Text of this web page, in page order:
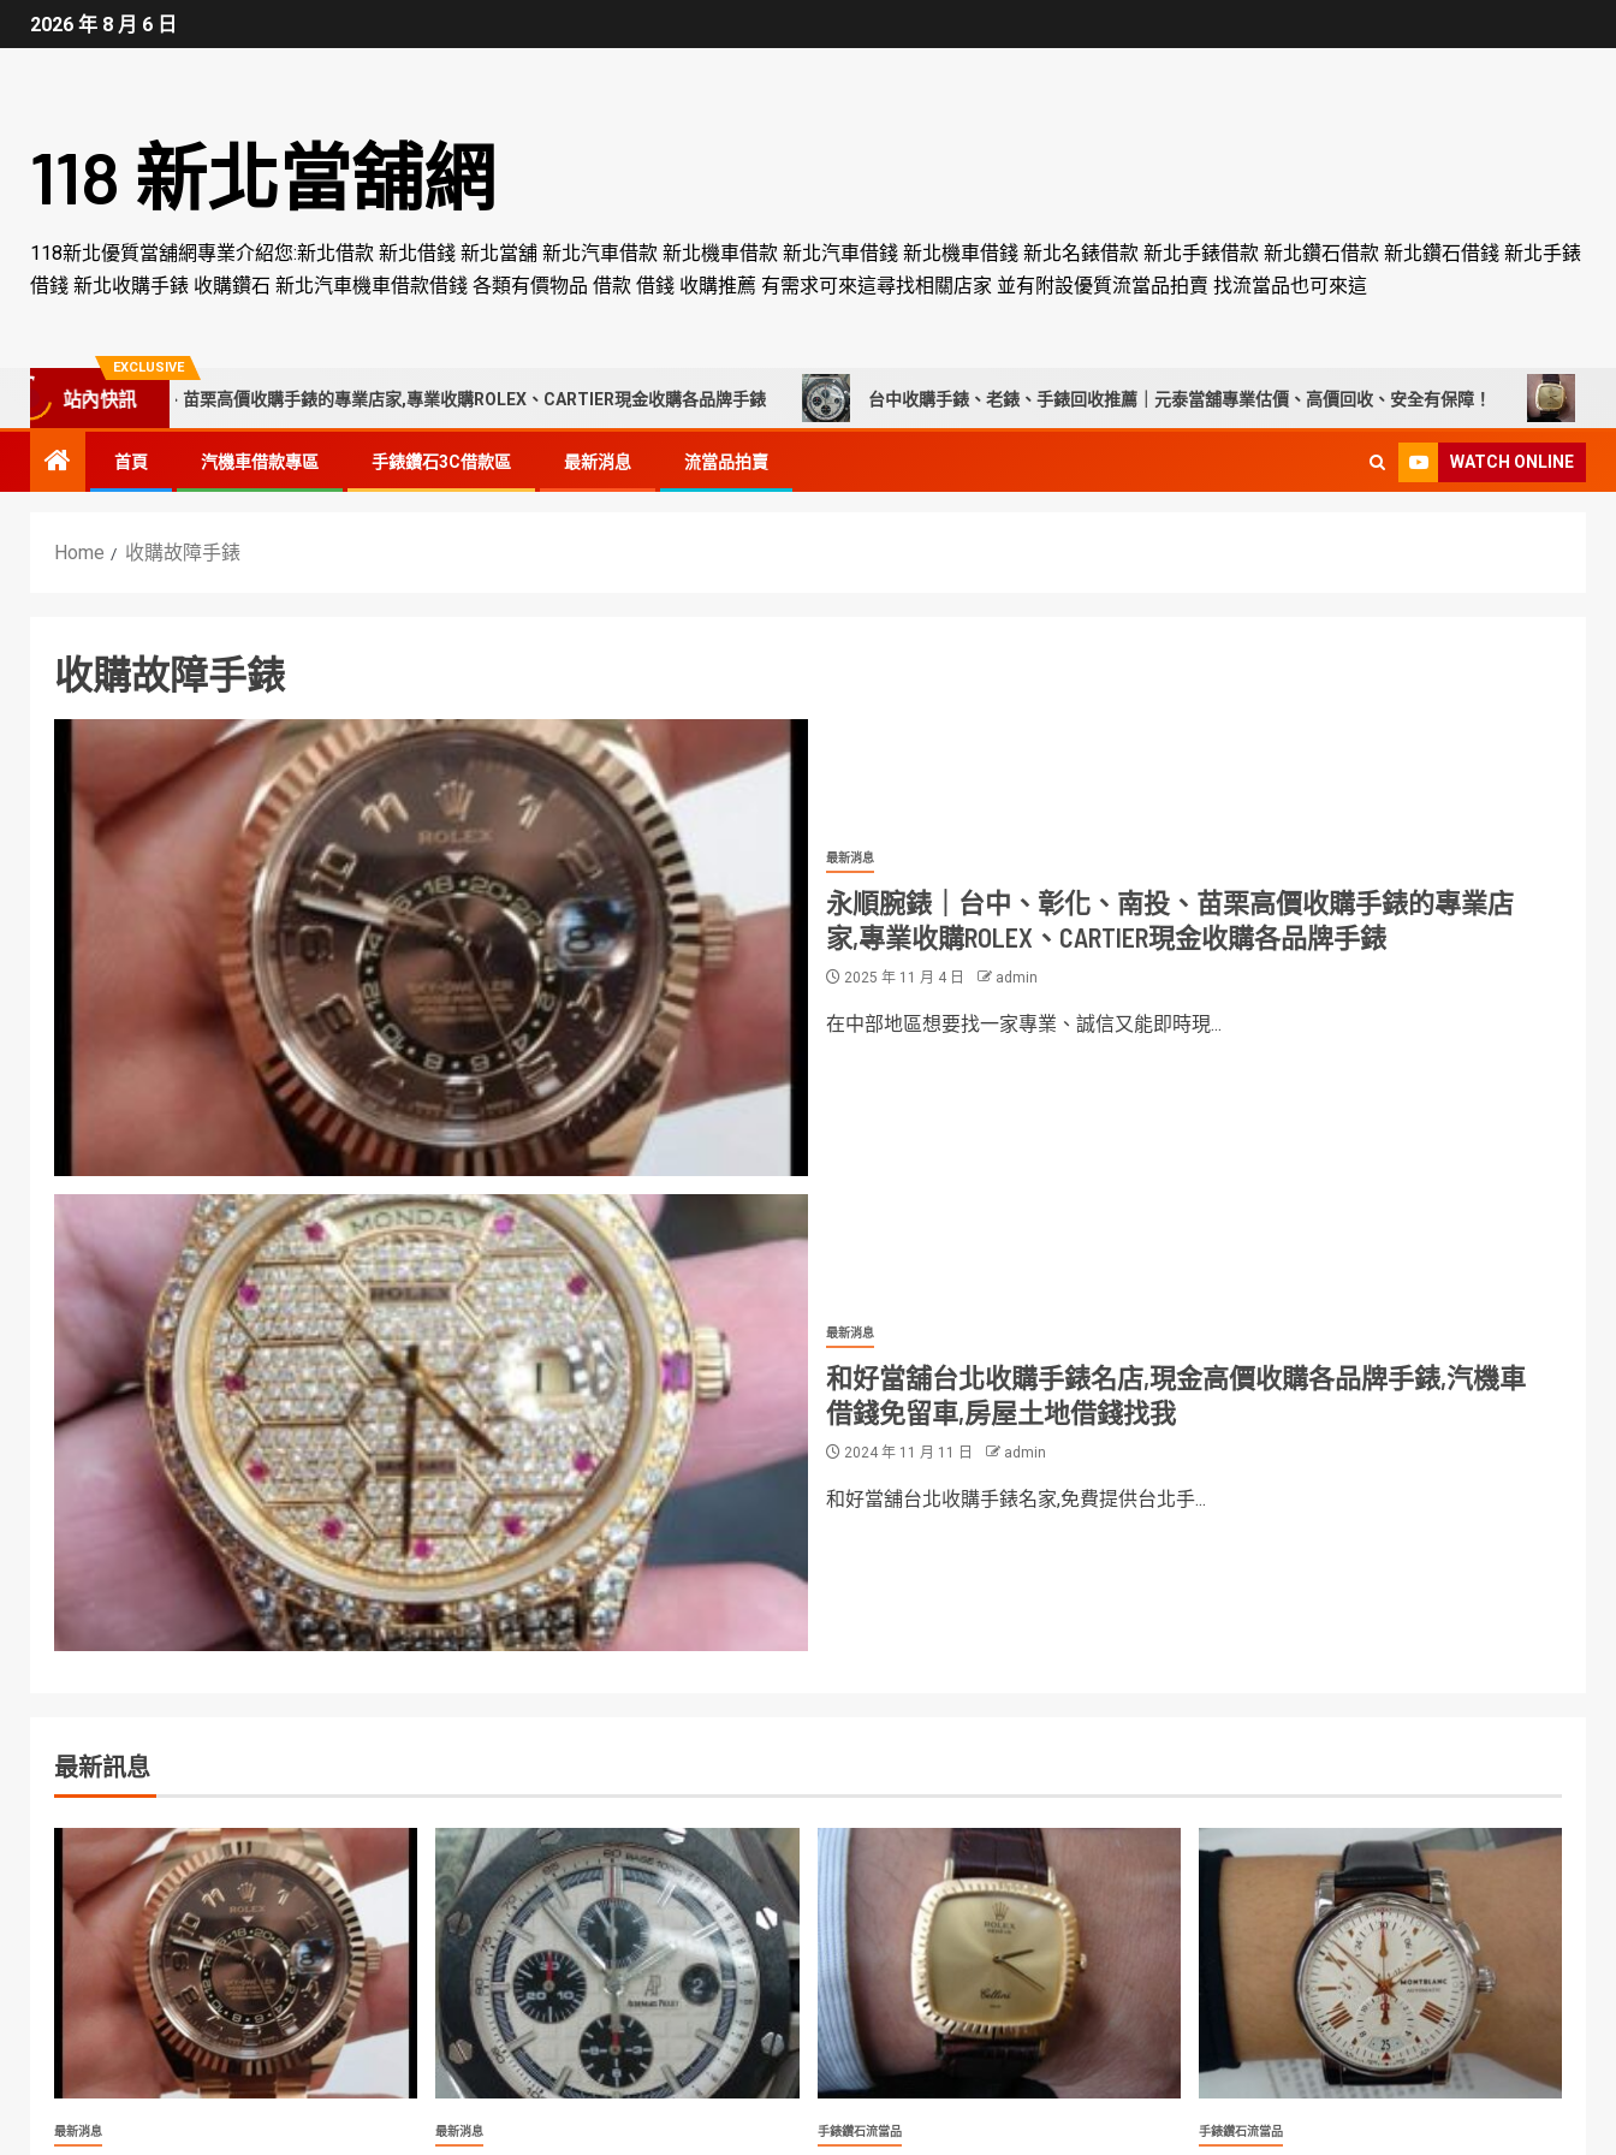
2026 年 8 月 6 日
118 新北當舖網
118新北優質當舖網專業介紹您:新北借款 新北借錢 新北當舖 新北汽車借款 新北機車借款 新北汽車借錢 新北機車借錢 新北名錶借款 新北手錶借款 新北鑽石借款 新北鑽石借錢 新北手錶
借錢 新北收購手錶 收購鑽石 新北汽車機車借款借錢 各類有價物品 借款 借錢 收購推薦 有需求可來這尋找相關店家 並有附設優質流當品拍賣 找流當品也可來這
EXCLUSIVE
站內快訊
彰化、南投、苗栗高價收購手錶的專業店家,專業收購ROLEX、CARTIER現金收購各品牌手錶 台中收購手錶、老錶、手錶回收推薦｜元泰當舖專業估價、高價回收、安全有保障！ 彰化流當
首頁 汽機車借款專區 手錶鑽石3C借款區 最新消息 流當品拍賣 WATCH ONLINE
Home 收購故障手錶
收購故障手錶
最新消息
永順腕錶｜台中、彰化、南投、苗栗高價收購手錶的專業店
家,專業收購ROLEX、CARTIER現金收購各品牌手錶
2025 年 11 月 4 日 admin
在中部地區想要找一家專業、誠信又能即時現...
最新消息
和好當舖台北收購手錶名店,現金高價收購各品牌手錶,汽機車
借錢免留車,房屋土地借錢找我
2024 年 11 月 11 日 admin
和好當舖台北收購手錶名家,免費提供台北手...
最新訊息
最新消息 最新消息 手錶鑽石流當品 手錶鑽石流當品